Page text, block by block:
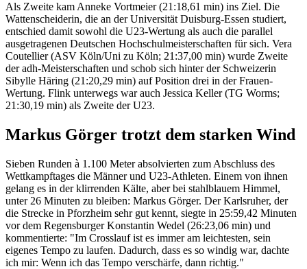
Als Zweite kam Anneke Vortmeier (21:18,61 min) ins Ziel. Die
Wattenscheiderin, die an der Universität Duisburg-Essen studiert,
entschied damit sowohl die U23-Wertung als auch die parallel
ausgetragenen Deutschen Hochschulmeisterschaften für sich. Vera
Coutellier (ASV Köln/Uni zu Köln; 21:37,00 min) wurde Zweite
der adh-Meisterschaften und schob sich hinter der Schweizerin
Sibylle Häring (21:20,29 min) auf Position drei in der Frauen-
Wertung. Flink unterwegs war auch Jessica Keller (TG Worms;
21:30,19 min) als Zweite der U23.
Markus Görger trotzt dem starken Wind
Sieben Runden à 1.100 Meter absolvierten zum Abschluss des
Wettkampftages die Männer und U23-Athleten. Einem von ihnen
gelang es in der klirrenden Kälte, aber bei stahlblauem Himmel,
unter 26 Minuten zu bleiben: Markus Görger. Der Karlsruher, der
die Strecke in Pforzheim sehr gut kennt, siegte in 25:59,42 Minuten
vor dem Regensburger Konstantin Wedel (26:23,06 min) und
kommentierte: "Im Crosslauf ist es immer am leichtesten, sein
eigenes Tempo zu laufen. Dadurch, dass es so windig war, dachte
ich mir: Wenn ich das Tempo verschärfe, dann richtig."